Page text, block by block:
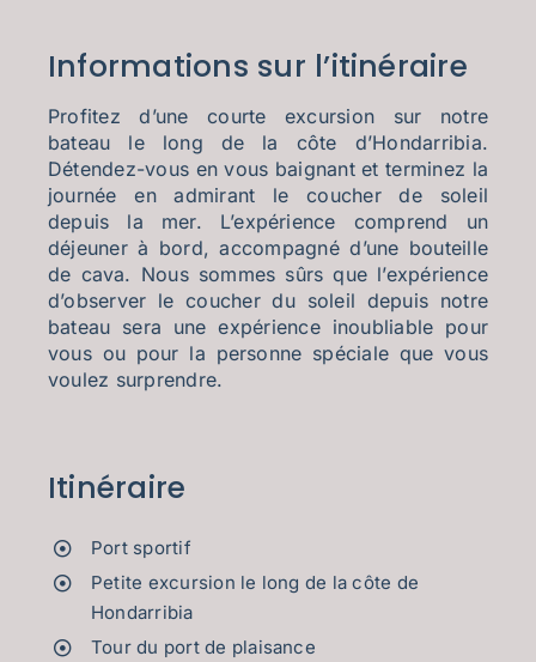
Informations sur l’itinéraire
Profitez d’une courte excursion sur notre
bateau le long de la côte d’Hondarribia.
Détendez-vous en vous baignant et terminez la
journée en admirant le coucher de soleil
depuis la mer. L’expérience comprend un
déjeuner à bord, accompagné d’une bouteille
de cava. Nous sommes sûrs que l’expérience
d’observer le coucher du soleil depuis notre
bateau sera une expérience inoubliable pour
vous ou pour la personne spéciale que vous
voulez surprendre.
Itinéraire
Port sportif
Petite excursion le long de la côte de
Hondarribia
Tour du port de plaisance